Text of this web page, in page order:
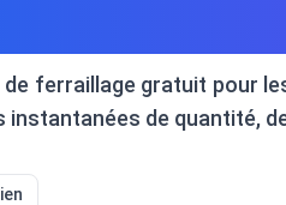
de ferraillage gratuit pour
de quantité,